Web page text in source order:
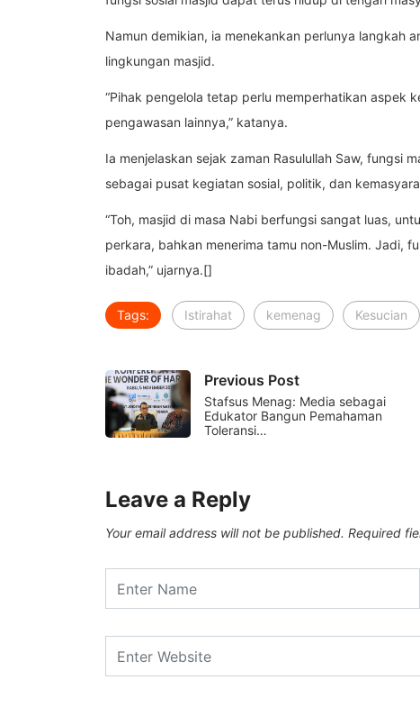
Namun demikian, ia menekankan perlunya langkah
lingkungan masjid.
“Pihak pengelola tetap perlu memperhatikan aspek
pengawasan lainnya,” katanya.
Ia menjelaskan sejak zaman Rasulullah Saw, fungsi
sebagai pusat kegiatan sosial, politik, dan
“Toh, masjid di masa Nabi berfungsi sangat luas,
perkara, bahkan menerima tamu non-Muslim. Jadi,
ibadah,” ujarnya.[]
Tags: Istirahat kemenag Kesucian
Previous Post
Stafsus Menag: Media sebagai
Edukator Bangun Pemahaman
Toleransi…
Leave a Reply
Your email address will not be published. Required